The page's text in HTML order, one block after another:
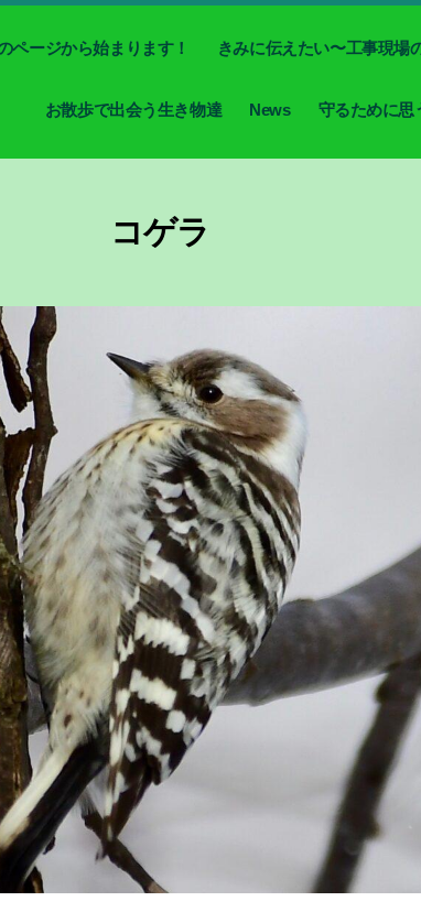
ページから始まります！ きみに伝えたい〜工事現場
お散歩で出会う生き物達 News 守るために思
コゲラ